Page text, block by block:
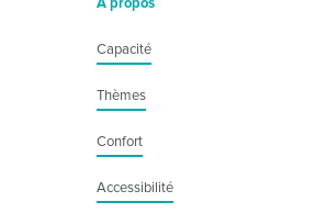
Capacité
Thèmes
Confort
Accessibilité